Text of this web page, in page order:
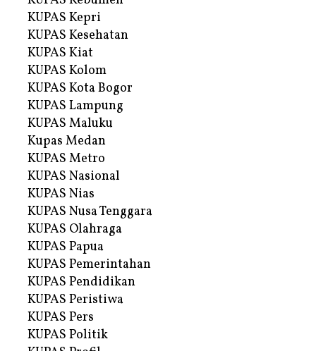
KUPAS Kepri
KUPAS Kesehatan
KUPAS Kiat
KUPAS Kolom
KUPAS Kota Bogor
KUPAS Lampung
KUPAS Maluku
Kupas Medan
KUPAS Metro
KUPAS Nasional
KUPAS Nias
KUPAS Nusa Tenggara
KUPAS Olahraga
KUPAS Papua
KUPAS Pemerintahan
KUPAS Pendidikan
KUPAS Peristiwa
KUPAS Pers
KUPAS Politik